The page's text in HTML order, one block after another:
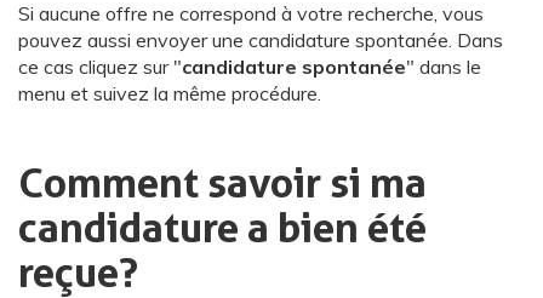
Si aucune offre ne correspond à votre recherche, vous
pouvez aussi envoyer une candidature spontanée. Dans
ce cas cliquez sur "candidature spontanée" dans le
menu et suivez la même procédure.
Comment savoir si ma
candidature a bien été
reçue ?